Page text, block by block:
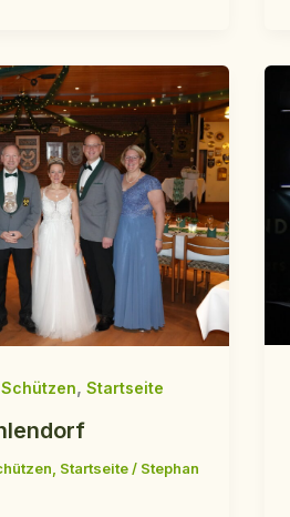
Schützen, Startseite
, Startseite/ Stephan